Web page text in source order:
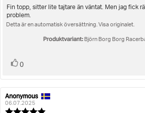
utav
stjärnor
Recensionstext:
Fin topp, sitter lite tajtare än väntat. Men jag fick
problem.
Detta är en automatisk översättning. Visa originalet.
Produktvariant: Björn Borg Borg
Rösta
0
Recensionsförfattare:
Anonymous
06.07.2025